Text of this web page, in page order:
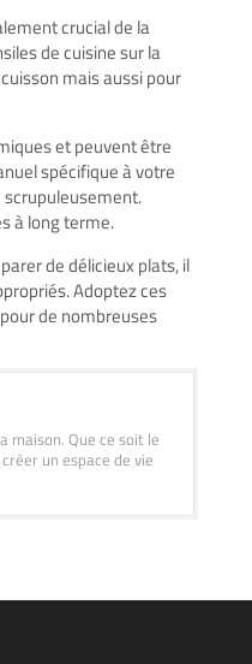
crucial de la
de cuisine sur la
mais aussi pour
et peuvent être
spécifique à votre
scrupuleusement.
à long terme.
de délicieux plats, il
Adoptez ces
de nombreuses
maison. Que ce soit le
un espace de vie